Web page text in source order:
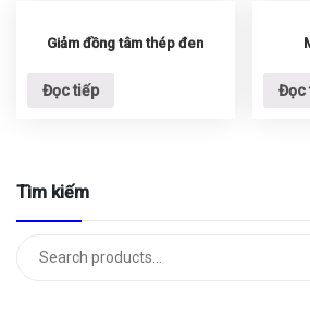
Giảm đồng tâm thép đen
Đọc tiếp Đọc
Tìm kiếm
Tìm
kiếm: